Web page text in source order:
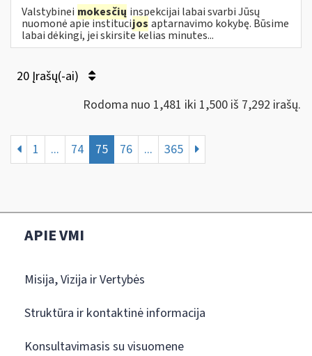
Valstybinei mokesčių inspekcijai labai svarbi Jūsų
nuomonė apie institucijos aptarnavimo kokybę. Būsime
labai dėkingi, jei skirsite kelias minutes...
20 Įrašų(-ai)
Rodoma nuo 1,481 iki 1,500 iš 7,292 irašų.
1 ... 74 75 76 ... 365
APIE VMI
Misija, Vizija ir Vertybės
Struktūra ir kontaktinė informacija
Konsultavimasis su visuomene